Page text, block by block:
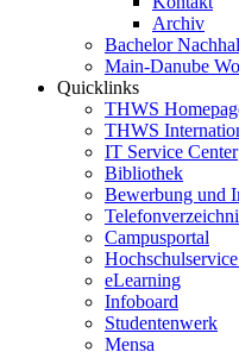
Archiv
Bachelor
Main-Danube
Quicklinks
THWS
THWS
IT Service Center
Bibliothek
Bewerbung und
Campusportal
eLearning
Infoboard
Studentenwerk
Mensa